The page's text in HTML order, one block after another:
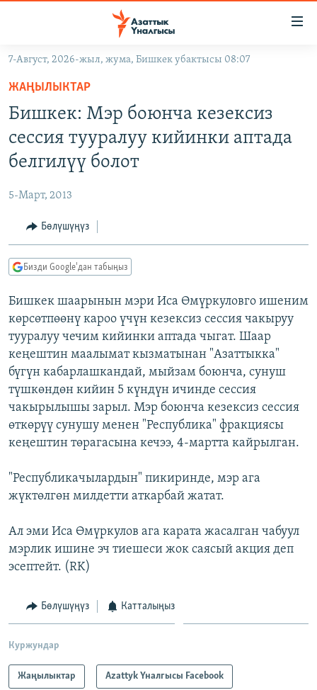
Навигацияга
өтүңүз
Издөөгө
салыңыз
МАДАНИЯТ
УКРАИНА
ТВ ПРОГРАММАЛАР
БҮГҮН АЗАТТЫКТА
ДАНИСТЕ
АЗАТТЫК+
ЫҢГАЙСЫЗ СУРООЛОР
ПОДКАСТ
ОНЛАЙН ШЕРИНЕ
ЭЕ/АРнун бардык сайттары
7-Август, 2026-жыл, жума, Бишкек убактысы 08:07
ЖАҢЫЛЫКТАР
Бишкек: Мэр боюнча кезексиз
сессия тууралуу кийинки аптада
белгилүү болот
5-Март, 2013
Бөлүшүңүз
Бизди Google'дан табыңыз
Бишкек шаарынын мэри Иса Өмүркуловго ишеним
көрсөтпөөнү кароо үчүн кезексиз сессия чакыруу
тууралуу чечим кийинки аптада чыгат. Шаар
кеңештин маалымат кызматынан "Азаттыкка"
бүгүн кабарлашкандай, мыйзам боюнча, сунуш
түшкөндөн кийин 5 күндүн ичинде сессия
чакырылышы зарыл. Мэр боюнча кезексиз сессия
өткөрүү сунушу менен "Республика" фракциясы
кеңештин төрагасына кечээ, 4-мартта кайрылган.
"Республикачылардын" пикиринде, мэр ага
жүктөлгөн милдетти аткарбай жатат.
Ал эми Иса Өмүркулов ага карата жасалган чабуул
мэрлик ишине эч тиешеси жок саясый акция деп
эсептейт. (RK)
Бөлүшүңүз Катталыңыз
Куржундар
Жаңылыктар Azattyk Үналгысы Facebook